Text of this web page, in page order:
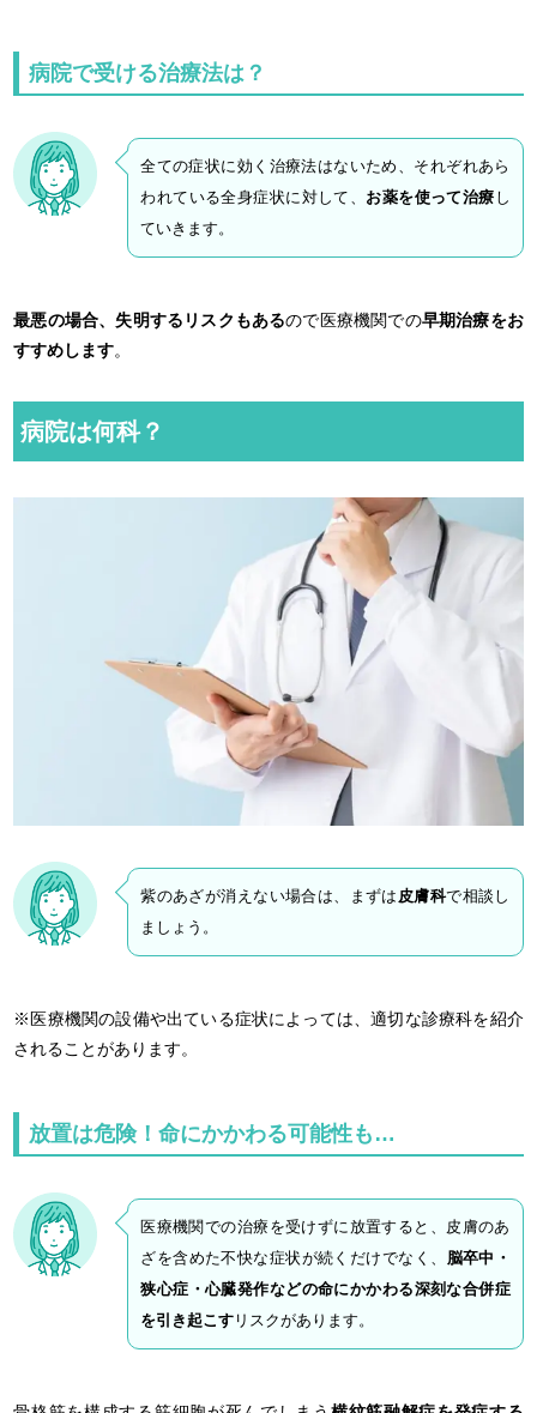
病院で受ける治療法は？
全ての症状に効く治療法はないため、それぞれあら
われている全身症状に対して、 お薬を使って治療 し
ていきます。
最悪の場合、失明するリスクもあるので医療機関での早期治療をお
すすめします。
病院は何科？
紫のあざが消えない場合は、まずは 皮膚科で相談し
ましょう。
※医療機関の設備や出ている症状によっては、適切な診療科を紹介
されることがあります。
放置は危険！命にかかわる可能性も…
医療機関での治療を受けずに放置すると、皮膚のあ
ざを含めた不快な症状が続くだけでなく、 脳卒中・
狭心症・心臓発作などの命にかかわる深刻な合併症
を引き起こす リスクがあります。